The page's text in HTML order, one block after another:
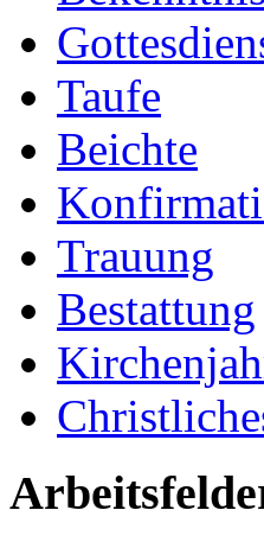
Taufe
Beichte
Trauung
Bestattung